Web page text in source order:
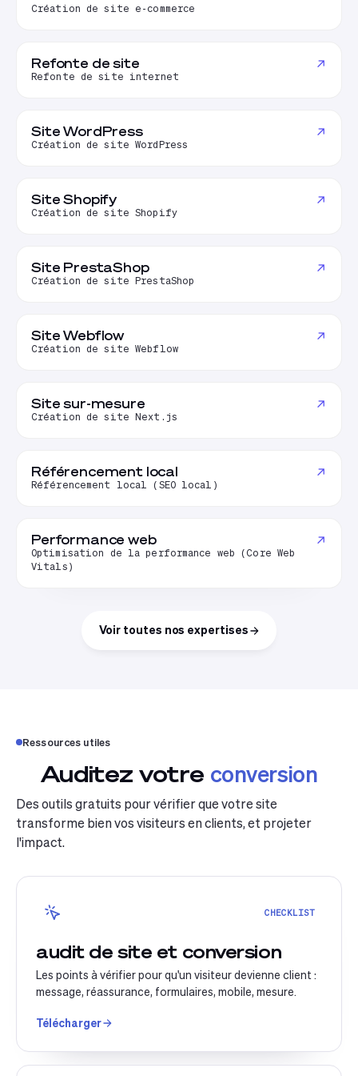
Création de site e-commerce
Refonte de site ↗
Refonte de site internet
Site WordPress ↗
Création de site WordPress
Site Shopify ↗
Création de site Shopify
Site PrestaShop ↗
Création de site PrestaShop
Site Webflow ↗
Création de site Webflow
Site sur-mesure ↗
Création de site Next.js
Référencement local ↗
Référencement local (SEO local)
Performance web ↗
Optimisation de la performance web (Core Web
Vitals)
Voir toutes nos expertises
Ressources utiles
Auditez votre conversion
Des outils gratuits pour vérifier que votre site
transforme bien vos visiteurs en clients, et projeter
l'impact.
CHECKLIST
audit de site et conversion
Les points à vérifier pour qu'un visiteur devienne client :
message, réassurance, formulaires, mobile, mesure.
Télécharger